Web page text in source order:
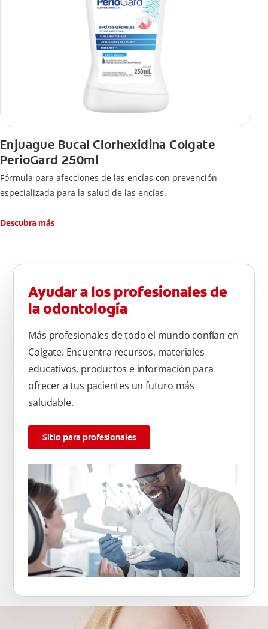
Enjuague Bucal Clorhexidina Colgate
PerioGard 250ml
Fórmula para afecciones de las encías con prevención
especializada para la salud de las encías.
Descubra más
Ayudar a los profesionales de
la odontología
Más profesionales de todo el mundo confían en
Colgate. Encuentra recursos, materiales
educativos, productos e información para
ofrecer a tus pacientes un futuro más
saludable.
Sitio para profesionales